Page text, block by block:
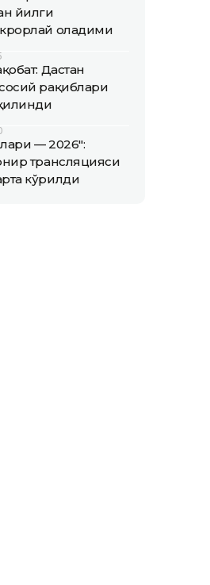
йилги
оладими
Дастан
рақиблари
— 2026":
трансляцияси
кўрилди